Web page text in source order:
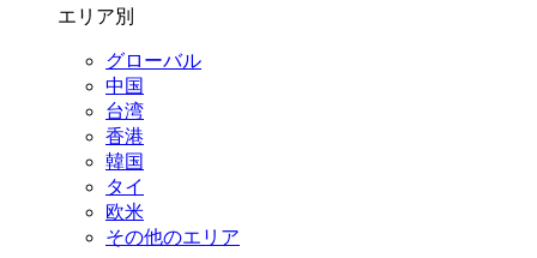
エリア別
グローバル
中国
台湾
香港
韓国
タイ
欧米
その他のエリア